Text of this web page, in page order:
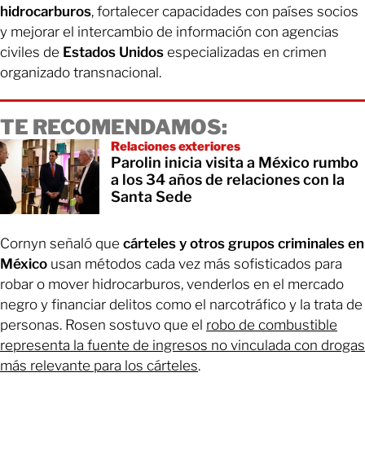
hidrocarburos, fortalecer capacidades con países socios
y mejorar el intercambio de información con agencias
civiles de Estados Unidos especializadas en crimen
organizado transnacional.
TE RECOMENDAMOS:
Relaciones exteriores
Parolin inicia visita a México rumbo
a los 34 años de relaciones con la
Santa Sede
Cornyn señaló que cárteles y otros grupos criminales en
México usan métodos cada vez más sofisticados para
robar o mover hidrocarburos, venderlos en el mercado
negro y financiar delitos como el narcotráfico y la trata de
personas. Rosen sostuvo que el robo de combustible
representa la fuente de ingresos no vinculada con drogas
más relevante para los cárteles.